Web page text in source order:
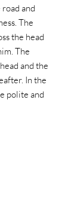
and
The
the head
The
and the
In the
polite and